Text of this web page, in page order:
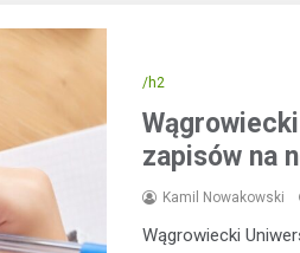
/h2
zapisów na
Kamil Nowakowski
Wągrowiecki